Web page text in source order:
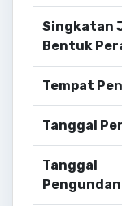
Singkatan
Bentuk
Tempat
Tanggal
Tanggal